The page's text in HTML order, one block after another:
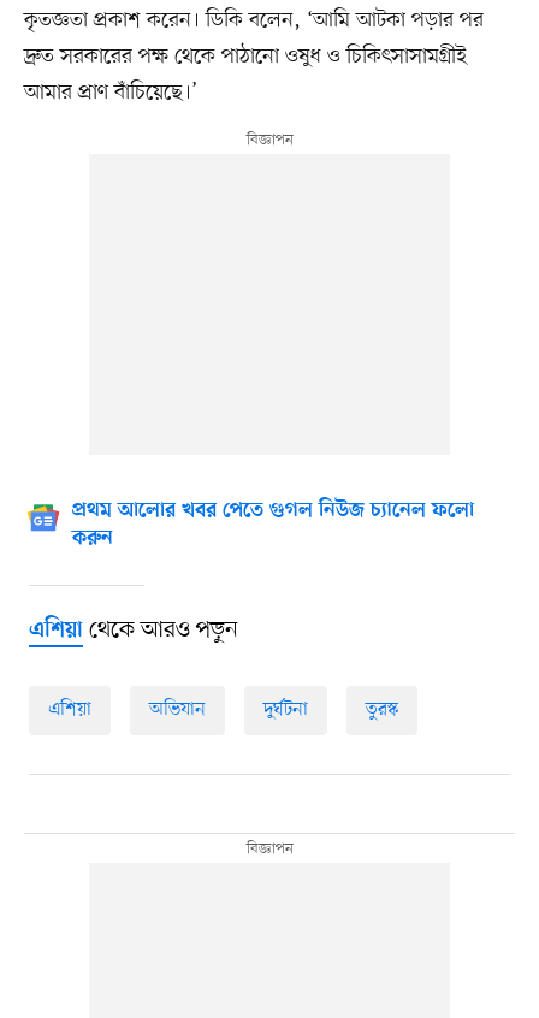
কৃতজ্ঞতা প্রকাশ করেন। ডিকি বলেন, ‘আমি আটকা পড়ার পর
দ্রুত সরকারের পক্ষ থেকে পাঠানো ওষুধ ও চিকিৎসাসামগ্রীই
আমার প্রাণ বাঁচিয়েছে।’
প্রথম আলোর খবর পেতে গুগল নিউজ চ্যানেল ফলো
করুন
এশিয়াথেকে আরও পড়ুন
এশিয়া অভিযান দুর্ঘটনা তুরস্ক